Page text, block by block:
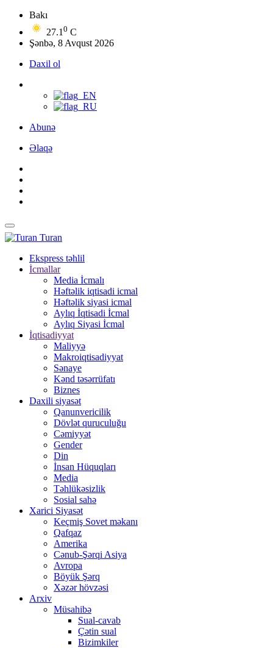
Bakı
27.1 0 C
Şənbə, 8 Avqust 2026
Daxil ol
Abunə
Əlaqə
Turan
Ekspress təhlil
İcmallar
Media İcmalı
Həftəlik iqtisadi icmal
Həftəlik siyasi icmal
Aylıq İqtisadi İcmal
Aylıq Siyasi İcmal
İqtisadiyyat
Maliyyə
Makroiqtisadiyyat
Sənaye
Kənd təsərrüfatı
Biznes
Daxili siyasət
Qanunvericilik
Dövlət quruculuğu
Cəmiyyət
Gender
Din
İnsan Hüquqları
Media
Təhlükəsizlik
Sosial sahə
Xarici Siyasət
Keçmiş Sovet məkanı
Qafqaz
Amerika
Cənub-Şərqi Asiya
Avropa
Böyük Şərq
Xəzər hövzəsi
Arxiv
Müsahibə
Sual-cavab
Çətin sual
Bizimkiler